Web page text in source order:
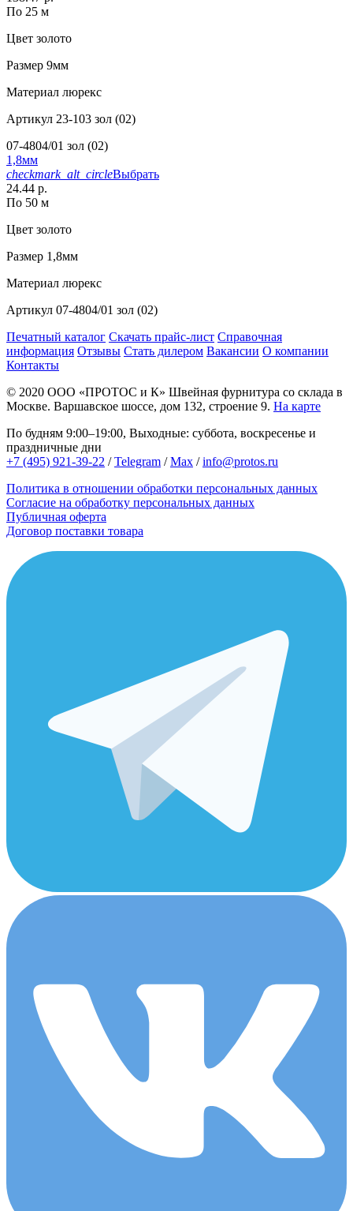
По 25 м
Цвет золото
Размер 9мм
Материал люрекс
Артикул 23-103 зол (02)
07-4804/01 зол (02)
1,8мм
checkmark_alt_circleВыбрать
24.44 р.
По 50 м
Цвет золото
Размер 1,8мм
Материал люрекс
Артикул 07-4804/01 зол (02)
Печатный каталог Скачать прайс-лист Справочная
информация Отзывы Стать дилером Вакансии О компании
Контакты
© 2020 ООО «ПРОТОС и К» Швейная фурнитура со склада в
Москве. Варшавское шоссе, дом 132, строение 9. На карте
По будням 9:00–19:00, Выходные: суббота, воскресенье и
праздничные дни
+7 (495) 921-39-22 /Telegram /Max /info@protos.ru
Политика в отношении обработки персональных данных
Согласие на обработку персональных данных
Публичная оферта
Договор поставки товара